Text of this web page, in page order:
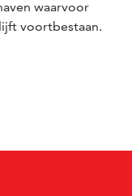
waarvoor
voortbestaan.